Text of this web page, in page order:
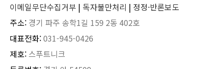
이메일무단수집거부 | 독자불만처리 | 정정·반론보도
주소: 경기 파주 송학1길 159 2동 402호
대표전화:031-945-0426
제호: 스푸트니크